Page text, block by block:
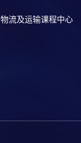
物流及运输课程中心